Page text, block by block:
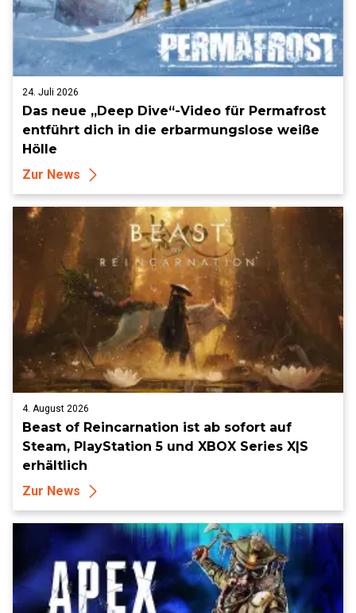
24. Juli 2026
Das neue „Deep Dive“-Video für Permafrost
entführt dich in die erbarmungslose weiße
Hölle
Zur News
4. August 2026
Beast of Reincarnation ist ab sofort auf
Steam, PlayStation 5 und XBOX Series X|S
erhältlich
Zur News